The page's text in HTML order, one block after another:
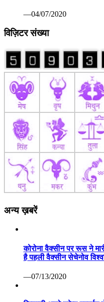
—04/07/2020
विज़िटर संख्या
अन्य ख़बरें
कोरोना वैक्सीन पर रूस ने
है पहली वैक्सीन सेचेनोव
—07/13/2020